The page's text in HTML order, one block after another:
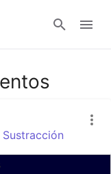
Sustracción